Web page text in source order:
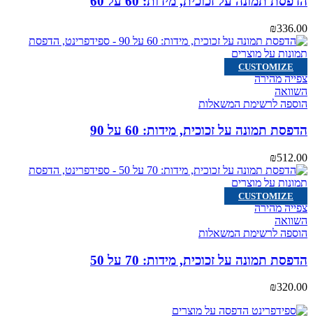
₪336.00
CUSTOMIZE
צפייה מהירה
השוואה
הוספה לרשימת המשאלות
הדפסת תמונה על זכוכית, מידות: 60 על 90
₪512.00
CUSTOMIZE
צפייה מהירה
השוואה
הוספה לרשימת המשאלות
הדפסת תמונה על זכוכית, מידות: 70 על 50
₪320.00